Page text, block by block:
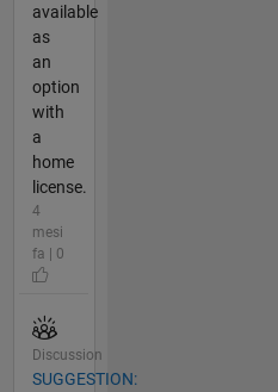
available
as
an
option
with
a
home
license.
4
mesi
fa | 0
Discussion
SUGGESTION: